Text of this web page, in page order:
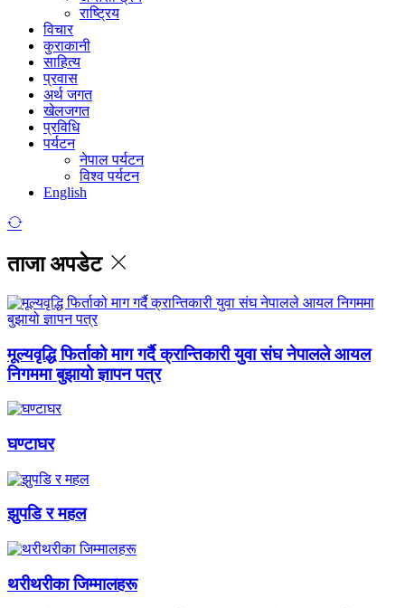
राष्ट्रिय
विचार
कुराकानी
साहित्य
प्रवास
अर्थ जगत
खेलजगत
प्रविधि
पर्यटन
नेपाल पर्यटन
विश्व पर्यटन
English
ताजा अपडेट
मूल्यवृद्धि फिर्ताको माग गर्दै क्रान्तिकारी युवा संघ नेपालले आयल
निगममा बुझायो ज्ञापन पत्र
घण्टाघर
झुपडि र महल
थरीथरीका जिम्मालहरू